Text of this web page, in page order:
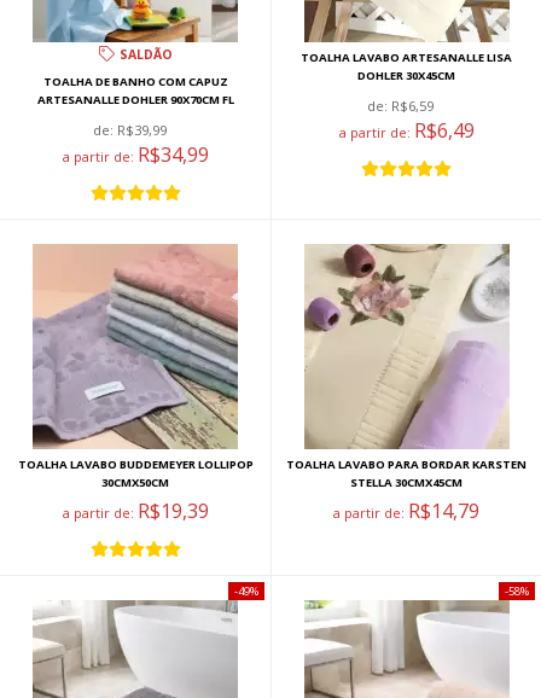
SALDÃO
TOALHA DE BANHO COM CAPUZ
ARTESANALLE DOHLER 90X70CM FL
de: R$39,99
a partir de: R$34,99
TOALHA LAVABO ARTESANALLE LISA
DOHLER 30X45CM
de: R$6,59
a partir de: R$6,49
TOALHA LAVABO BUDDEMEYER LOLLIPOP
30CMX50CM
a partir de: R$19,39
TOALHA LAVABO PARA BORDAR KARSTEN
STELLA 30CMX45CM
a partir de: R$14,79
49% 58%